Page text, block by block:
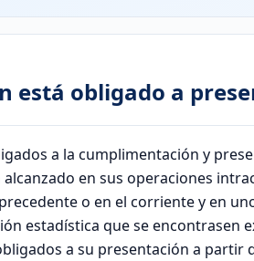
está obligado a
a la cumplimentación y
alcanzado en sus operaciones
o en el corriente y en
estadística que se encontrasen
a su presentación a partir